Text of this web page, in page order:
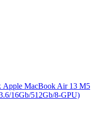
Apple MacBook Air 13 M5
16Gb/512Gb/8-GPU)